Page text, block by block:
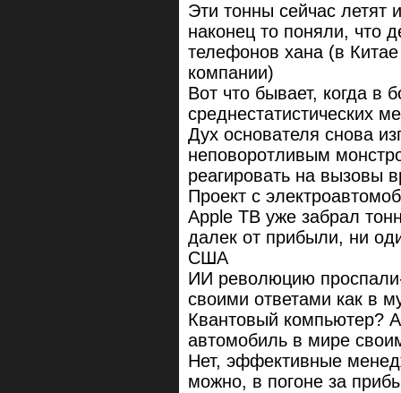
Эти тонны сейчас
наконец то поняли, что
телефонов хана (в
компании)
Вот что бывает, когда в
среднестатистических
Дух основателя снова
неповоротливым
реагировать на вызовы
Проект с
Apple ТВ уже забрал
далек от прибыли, ни
США
ИИ революцию
своими ответами как в
Квантовый компьютер?
автомобиль в мире
Нет, эффективные
можно, в погоне за